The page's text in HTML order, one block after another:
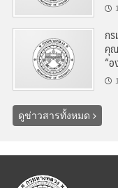
ก
คุ
“
ดูข่าวสารทั้งหมด